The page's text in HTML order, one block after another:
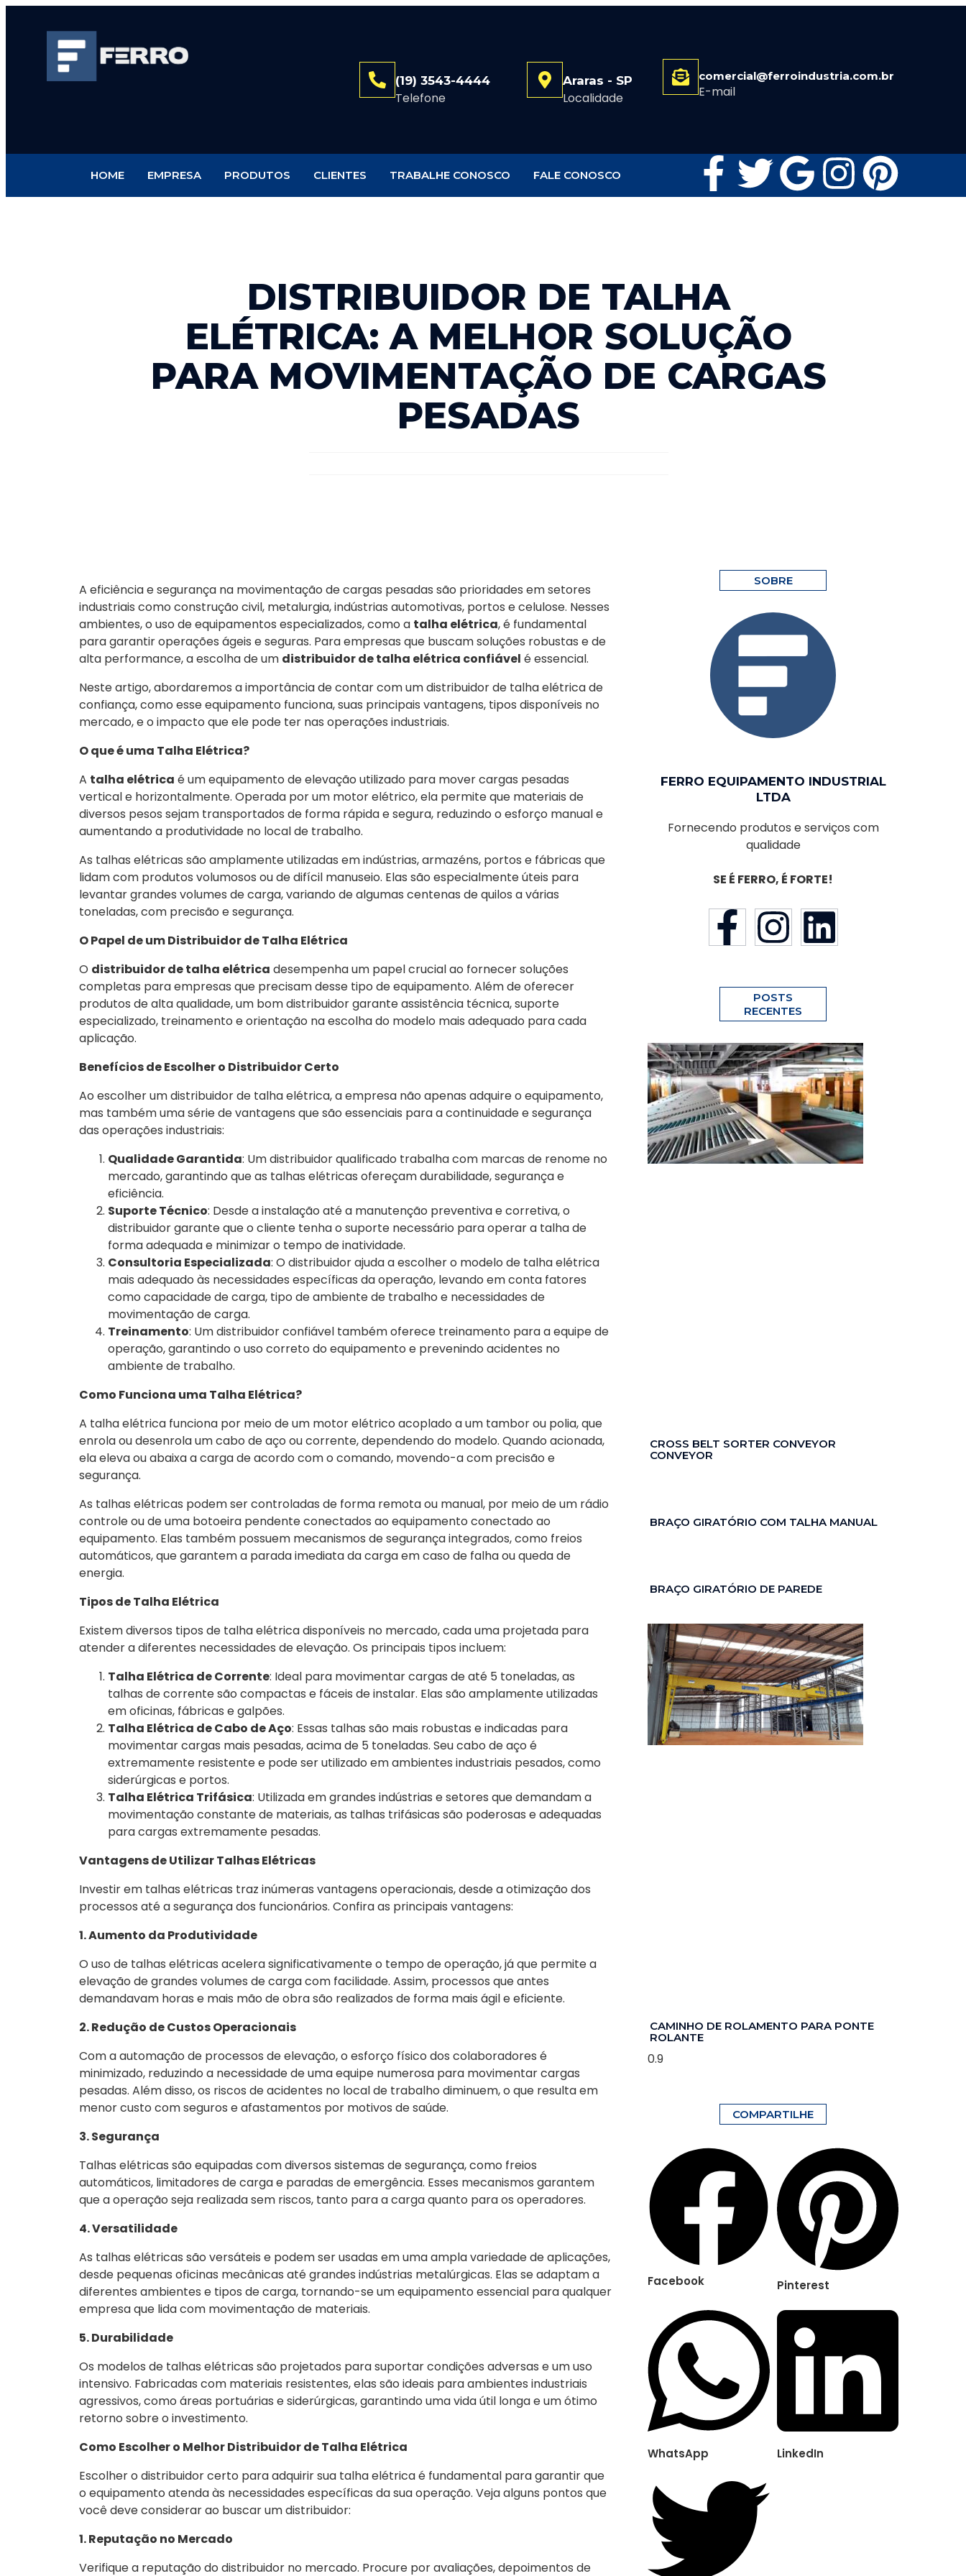
(19) 3543-4444
Telefone
Araras - SP
Localidade
comercial@ferroindustria.com.br
E-mail
HOME EMPRESA PRODUTOS CLIENTES TRABALHE CONOSCO FALE CONOSCO
DISTRIBUIDOR DE TALHA
ELÉTRICA: A MELHOR SOLUÇÃO
PARA MOVIMENTAÇÃO DE CARGAS
PESADAS
A eficiência e segurança na movimentação de cargas pesadas são prioridades em setores
industriais como construção civil, metalurgia, indústrias automotivas, portos e celulose. Nesses
ambientes, o uso de equipamentos especializados, como a talha elétrica, é fundamental
para garantir operações ágeis e seguras. Para empresas que buscam soluções robustas e de
alta performance, a escolha de um distribuidor de talha elétrica confiável é essencial.
Neste artigo, abordaremos a importância de contar com um distribuidor de talha elétrica de
confiança, como esse equipamento funciona, suas principais vantagens, tipos disponíveis no
mercado, e o impacto que ele pode ter nas operações industriais.
O que é uma Talha Elétrica?
A talha elétrica é um equipamento de elevação utilizado para mover cargas pesadas
vertical e horizontalmente. Operada por um motor elétrico, ela permite que materiais de
diversos pesos sejam transportados de forma rápida e segura, reduzindo o esforço manual e
aumentando a produtividade no local de trabalho.
As talhas elétricas são amplamente utilizadas em indústrias, armazéns, portos e fábricas que
lidam com produtos volumosos ou de difícil manuseio. Elas são especialmente úteis para
levantar grandes volumes de carga, variando de algumas centenas de quilos a várias
toneladas, com precisão e segurança.
O Papel de um Distribuidor de Talha Elétrica
O distribuidor de talha elétrica desempenha um papel crucial ao fornecer soluções
completas para empresas que precisam desse tipo de equipamento. Além de oferecer
produtos de alta qualidade, um bom distribuidor garante assistência técnica, suporte
especializado, treinamento e orientação na escolha do modelo mais adequado para cada
aplicação.
Benefícios de Escolher o Distribuidor Certo
Ao escolher um distribuidor de talha elétrica, a empresa não apenas adquire o equipamento,
mas também uma série de vantagens que são essenciais para a continuidade e segurança
das operações industriais:
Qualidade Garantida: Um distribuidor qualificado trabalha com marcas de renome no
mercado, garantindo que as talhas elétricas ofereçam durabilidade, segurança e
eficiência.
Suporte Técnico: Desde a instalação até a manutenção preventiva e corretiva, o
distribuidor garante que o cliente tenha o suporte necessário para operar a talha de
forma adequada e minimizar o tempo de inatividade.
Consultoria Especializada: O distribuidor ajuda a escolher o modelo de talha elétrica
mais adequado às necessidades específicas da operação, levando em conta fatores
como capacidade de carga, tipo de ambiente de trabalho e necessidades de
movimentação de carga.
Treinamento: Um distribuidor confiável também oferece treinamento para a equipe de
operação, garantindo o uso correto do equipamento e prevenindo acidentes no
ambiente de trabalho.
Como Funciona uma Talha Elétrica?
A talha elétrica funciona por meio de um motor elétrico acoplado a um tambor ou polia, que
enrola ou desenrola um cabo de aço ou corrente, dependendo do modelo. Quando acionada,
ela eleva ou abaixa a carga de acordo com o comando, movendo-a com precisão e
segurança.
As talhas elétricas podem ser controladas de forma remota ou manual, por meio de um rádio
controle ou de uma botoeira pendente conectados ao equipamento conectado ao
equipamento. Elas também possuem mecanismos de segurança integrados, como freios
automáticos, que garantem a parada imediata da carga em caso de falha ou queda de
energia.
Tipos de Talha Elétrica
Existem diversos tipos de talha elétrica disponíveis no mercado, cada uma projetada para
atender a diferentes necessidades de elevação. Os principais tipos incluem:
Talha Elétrica de Corrente: Ideal para movimentar cargas de até 5 toneladas, as
talhas de corrente são compactas e fáceis de instalar. Elas são amplamente utilizadas
em oficinas, fábricas e galpões.
Talha Elétrica de Cabo de Aço: Essas talhas são mais robustas e indicadas para
movimentar cargas mais pesadas, acima de 5 toneladas. Seu cabo de aço é
extremamente resistente e pode ser utilizado em ambientes industriais pesados, como
siderúrgicas e portos.
Talha Elétrica Trifásica: Utilizada em grandes indústrias e setores que demandam a
movimentação constante de materiais, as talhas trifásicas são poderosas e adequadas
para cargas extremamente pesadas.
Vantagens de Utilizar Talhas Elétricas
Investir em talhas elétricas traz inúmeras vantagens operacionais, desde a otimização dos
processos até a segurança dos funcionários. Confira as principais vantagens:
1. Aumento da Produtividade
O uso de talhas elétricas acelera significativamente o tempo de operação, já que permite a
elevação de grandes volumes de carga com facilidade. Assim, processos que antes
demandavam horas e mais mão de obra são realizados de forma mais ágil e eficiente.
2. Redução de Custos Operacionais
Com a automação de processos de elevação, o esforço físico dos colaboradores é
minimizado, reduzindo a necessidade de uma equipe numerosa para movimentar cargas
pesadas. Além disso, os riscos de acidentes no local de trabalho diminuem, o que resulta em
menor custo com seguros e afastamentos por motivos de saúde.
3. Segurança
Talhas elétricas são equipadas com diversos sistemas de segurança, como freios
automáticos, limitadores de carga e paradas de emergência. Esses mecanismos garantem
que a operação seja realizada sem riscos, tanto para a carga quanto para os operadores.
4. Versatilidade
As talhas elétricas são versáteis e podem ser usadas em uma ampla variedade de aplicações,
desde pequenas oficinas mecânicas até grandes indústrias metalúrgicas. Elas se adaptam a
diferentes ambientes e tipos de carga, tornando-se um equipamento essencial para qualquer
empresa que lida com movimentação de materiais.
5. Durabilidade
Os modelos de talhas elétricas são projetados para suportar condições adversas e um uso
intensivo. Fabricadas com materiais resistentes, elas são ideais para ambientes industriais
agressivos, como áreas portuárias e siderúrgicas, garantindo uma vida útil longa e um ótimo
retorno sobre o investimento.
Como Escolher o Melhor Distribuidor de Talha Elétrica
Escolher o distribuidor certo para adquirir sua talha elétrica é fundamental para garantir que
o equipamento atenda às necessidades específicas da sua operação. Veja alguns pontos que
você deve considerar ao buscar um distribuidor:
1. Reputação no Mercado
Verifique a reputação do distribuidor no mercado. Procure por avaliações, depoimentos de
SOBRE
FERRO EQUIPAMENTO INDUSTRIAL
LTDA
Fornecendo produtos e serviços com
qualidade
SE É FERRO, É FORTE!
POSTS
RECENTES
CROSS BELT SORTER CONVEYOR
CONVEYOR
BRAÇO GIRATÓRIO COM TALHA MANUAL
BRAÇO GIRATÓRIO DE PAREDE
CAMINHO DE ROLAMENTO PARA PONTE
ROLANTE
COMPARTILHE
Facebook Pinterest
WhatsApp LinkedIn